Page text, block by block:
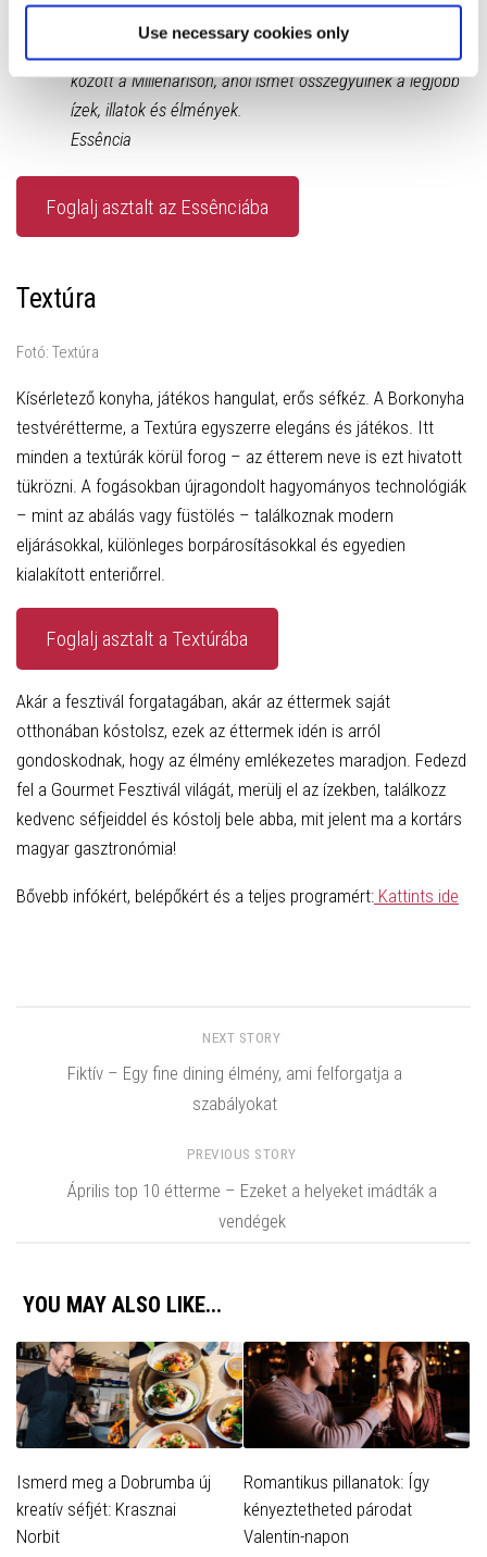
Use necessary cookies only
között a Millenárison, ahol ismét összegyűlnek a legjobb
ízek, illatok és élmények.
Essência
Foglalj asztalt az Essênciába
Textúra
Fotó: Textúra
Kísérletező konyha, játékos hangulat, erős séfkéz. A Borkonyha
testvérétterme, a Textúra egyszerre elegáns és játékos. Itt
minden a textúrák körül forog – az étterem neve is ezt hivatott
tükrözni. A fogásokban újragondolt hagyományos technológiák
– mint az abálás vagy füstölés – találkoznak modern
eljárásokkal, különleges borpárosításokkal és egyedien
kialakított enteriőrrel.
Foglalj asztalt a Textúrába
Akár a fesztivál forgatagában, akár az éttermek saját
otthonában kóstolsz, ezek az éttermek idén is arról
gondoskodnak, hogy az élmény emlékezetes maradjon. Fedezd
fel a Gourmet Fesztivál világát, merülj el az ízekben, találkozz
kedvenc séfjeiddel és kóstolj bele abba, mit jelent ma a kortárs
magyar gasztronómia!
Bővebb infókért, belépőkért és a teljes programért: Kattints ide
NEXT STORY
Fiktív – Egy fine dining élmény, ami felforgatja a
szabályokat
PREVIOUS STORY
Április top 10 étterme – Ezeket a helyeket imádták a
vendégek
YOU MAY ALSO LIKE...
Ismerd meg a Dobrumba új
kreatív séfjét: Krasznai
Norbit
Romantikus pillanatok: Így
kényeztetheted párodat
Valentin-napon